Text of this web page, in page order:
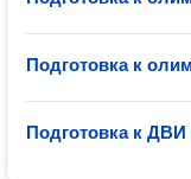
Подготовка к
Подготовка к ДВИ